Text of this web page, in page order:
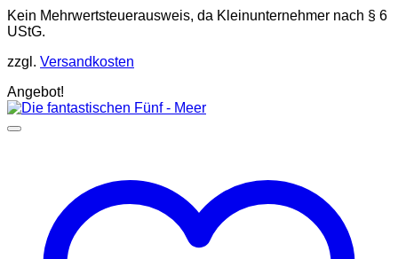
Kein Mehrwertsteuerausweis, da Kleinunternehmer nach § 6
UStG.
zzgl. Versandkosten
Angebot!